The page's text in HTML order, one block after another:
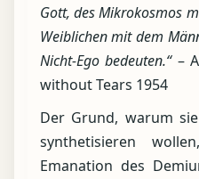
Gott, des Mikrokosmos
Weiblichen mit dem
Nicht-Ego bedeuten.“–
without Tears 1954
Der Grund, warum
synthetisieren
Emanation des